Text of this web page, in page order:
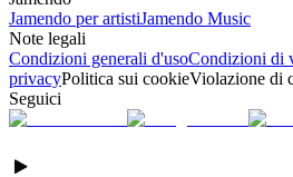
Jamendo per artistiJamendo Music
Note legali
Condizioni generali d'usoCondizioni di
privacyPolitica sui cookieViolazione di
Seguici